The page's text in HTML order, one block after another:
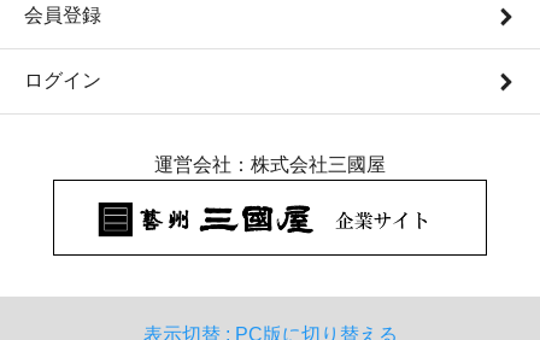
会員登録
ログイン
運営会社：株式会社三國屋
表示切替 : PC版に切り替える